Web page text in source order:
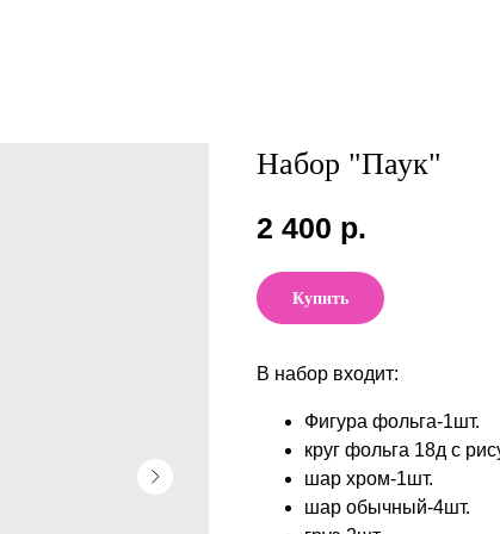
Набор "Паук"
2 400 р.
Купить
В набор входит:
Фигура фольга-1шт.
круг фольга 18д с
шар хром-1шт.
шар обычный-4шт.